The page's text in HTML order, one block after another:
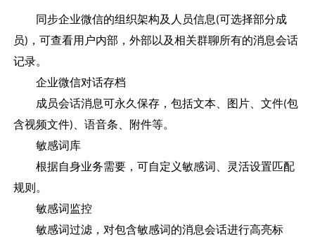
同步企业微信的组织架构及人员信息(可选择部分成
员) ，可查看用户内部，外部以及相关群聊所有的消息会话
记录。
企业微信对话存档
成员会话消息可永久保存，包括文本、图片、文件(包
含视频文件)、语音条、附件等。
敏感词库
根据自身业务需要，可自定义敏感词、灵活设置匹配
规则。
敏感词监控
敏感词过滤，对包含敏感词的消息会话进行高亮标